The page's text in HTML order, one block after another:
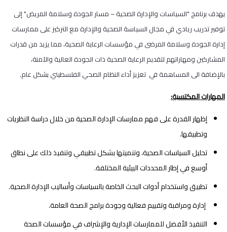
يهدف برنامج "السياسات والإدارة الصحية – مسار الجودة وسلامة المريض" إلى
توفير تدريب ريادي في مجال السياسة الصحية والإدارة مع التركيز على ممارسات
إدارة الجودة وسلامة المرضى في مؤسسات الرعاية الصحية، مما يزيد من قدرات
المشاركين ومهاراتهم لتقديم الرعاية الصحية ذات الجودة العالية والآمنة،
بالإضافة الى المساهمة في تعزيز أداء النظام الصحي الفلسطيني بشكل عام.
المهارات المكتسبة:
إظهار القدرة على فهم ممارسات الإدارة الصحية من خلال دراسة النظريات
وتطبيقها.
تحليل السياسات الصحية، وتنميتها بشكل تطبيقي وتنفيذ ذلك على نطاق
أوسع في إطار المحددات البيئية المختلفة.
تطبيق واستخدام أدوات البحث الخاصة بالسياسات وأساليب الإدارة الصحية.
إدارة ومراقبة وتقييم فعالية وجودة برامج الصحة العامة.
التنفيذ الأفضل للممارسات الإدارية والإشراف في مؤسسات الصحة